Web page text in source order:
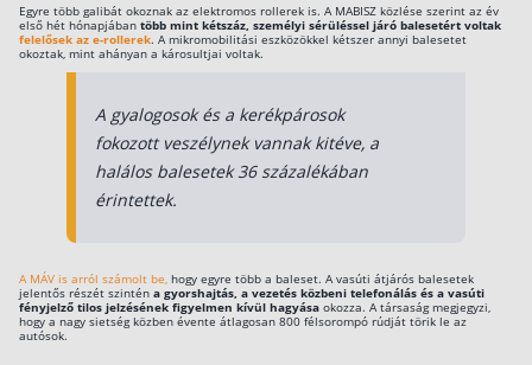
Legjobb befektetés
Részvény vásárlás
Befektetési alapok
TBSZ számla
Lakástakarék
Egyre több galibát okoznak az elektromos rollerek is. A MABISZ közlése szerint az év
első hét hónapjában több mint kétszáz, személyi sérüléssel járó balesetért voltak
felelősek az e-rollerek. A mikromobilitási eszközökkel kétszer annyi balesetet
okoztak, mint ahányan a károsultjai voltak.
A gyalogosok és a kerékpárosok
fokozott veszélynek vannak kitéve, a
halálos balesetek 36 százalékában
érintettek.
A MÁV is arról számolt be, hogy egyre több a baleset. A vasúti átjárós balesetek
jelentős részét szintén a gyorshajtás, a vezetés közbeni telefonálás és a vasúti
fényjelző tilos jelzésének figyelmen kívül hagyása okozza. A társaság megjegyzi,
hogy a nagy sietség közben évente átlagosan 800 félsorompó rúdját törik le az
autósok.